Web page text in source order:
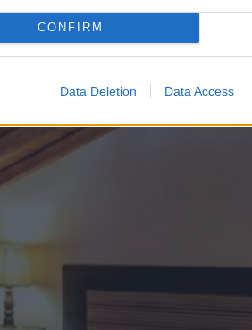
CONFIRM
Data Deletion Data Access